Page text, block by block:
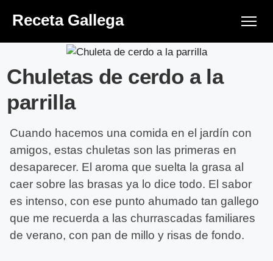
Receta Gallega
Chuletas de cerdo a la
parrilla
Cuando hacemos una comida en el jardín con
amigos, estas chuletas son las primeras en
desaparecer. El aroma que suelta la grasa al
caer sobre las brasas ya lo dice todo. El sabor
es intenso, con ese punto ahumado tan gallego
que me recuerda a las churrascadas familiares
de verano, con pan de millo y risas de fondo.